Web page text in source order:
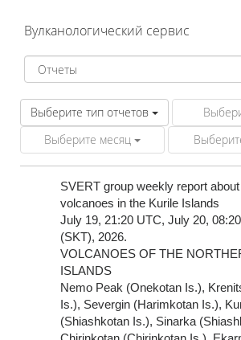
Вулканологический сервис
Выберите тип отчетов
Выберите месяц
SVERT group weekly report
volcanoes in the Kurile Islands
July 19, 21:20 UTC, July 20,
(SKT), 2026.
VOLCANOES OF THE
ISLANDS
Nemo Peak (Onekotan Is.),
Is.), Severgin (Harimkotan Is.),
(Shiashkotan Is.), Sinarka